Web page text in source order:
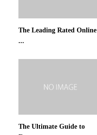
The Leading Rated Online
...
The Ultimate Guide to